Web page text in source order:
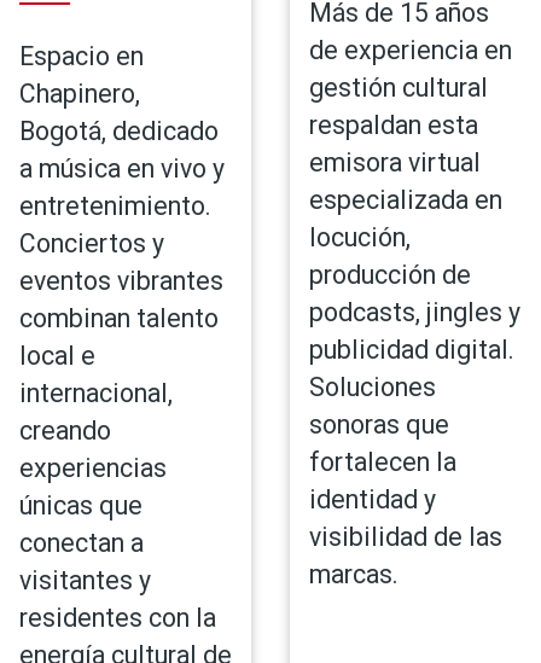
Espacio en
Chapinero,
Bogotá, dedicado
a música en vivo y
entretenimiento.
Conciertos y
eventos vibrantes
combinan talento
local e
internacional,
creando
experiencias
únicas que
conectan a
visitantes y
residentes con la
energía cultural de
Más de 15 años
de experiencia en
gestión cultural
respaldan esta
emisora virtual
especializada en
locución,
producción de
podcasts, jingles y
publicidad digital.
Soluciones
sonoras que
fortalecen la
identidad y
visibilidad de las
marcas.